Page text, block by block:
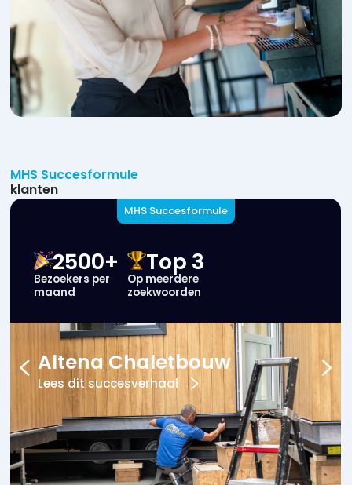
MHS Succesformule
klanten
Altena Chaletbouw
Lees dit succesverhaal
MHS Succesformule
2500+
Bezoekers per
maand
Top 3
Op meerdere
zoekwoorden